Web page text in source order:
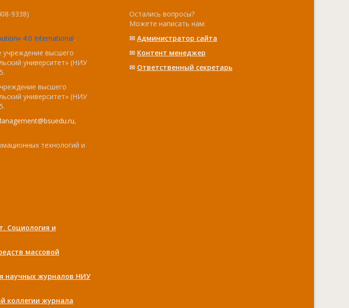
9338)
4.0 International.
учреждение высшего
университет» (НИУ
высшего
университет» (НИУ
,
технологий и
Социология и
массовой
научных журналов НИУ
коллегии журнала
Остались вопросы?
Можете написать нам:
✉ Администратор сайта
✉ Контент менеджер
✉ Ответственный cекретарь